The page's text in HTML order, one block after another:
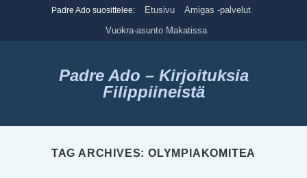
Padre Ado suosittelee: Etusivu
Amigas -palvelut
Vuokra-asunto Makatissa
Padre Ado – Kirjoituksia
Filippiineistä
TAG ARCHIVES: OLYMPIAKOMITEA